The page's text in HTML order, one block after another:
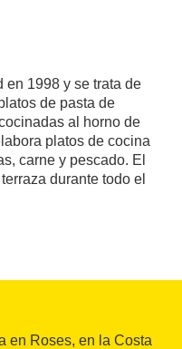
en 1998 y se trata de
de pasta de
al horno de
platos de cocina
carne y pescado. El
durante todo el
en Roses, en la Costa